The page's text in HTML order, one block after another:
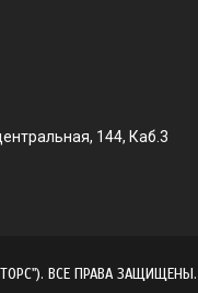
144, Каб.3
ВСЕ ПРАВА ЗАЩИЩЕНЫ.